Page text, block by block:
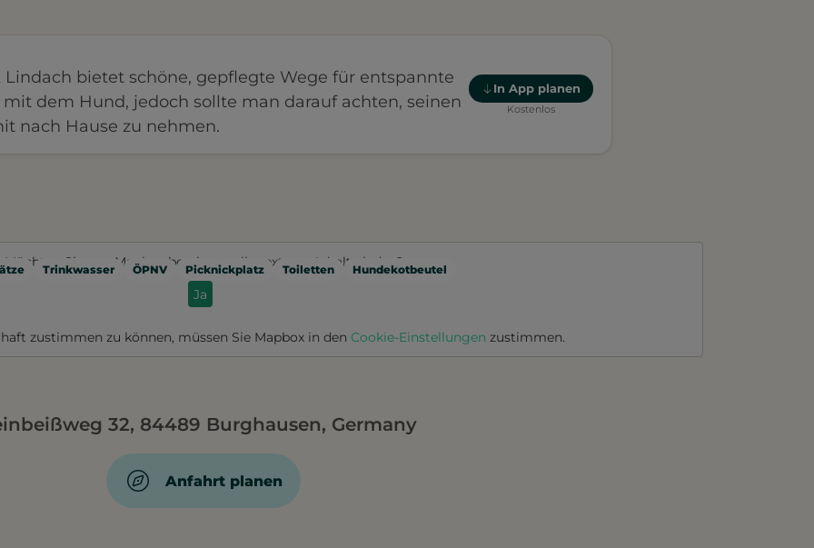
Lindach bietet schöne, gepflegte Wege für entspannte
mit dem Hund, jedoch sollte man darauf achten, seinen
nach Hause zu nehmen.
In App planen
Kostenlos
Trinkwasser ÖPNV Picknickplatz Toiletten Hundekotbeutel
Möchten Sie von Mapbox bereitgestellte externe Inhalte laden?
Ja
zustimmen zu können, müssen Sie Mapbox in den Cookie-Einstellungen zustimmen.
32, 84489 Burghausen, Germany
Anfahrt planen